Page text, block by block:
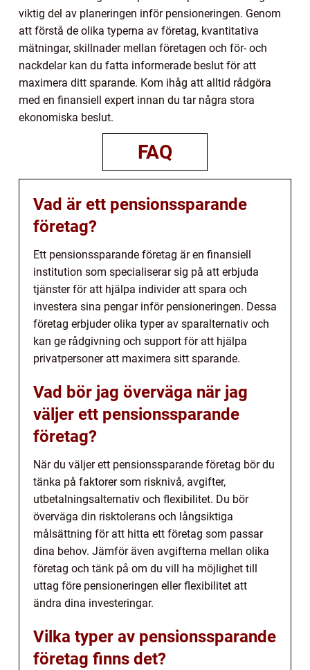
viktig del av planeringen inför pensioneringen. Genom
att förstå de olika typerna av företag, kvantitativa
mätningar, skillnader mellan företagen och för- och
nackdelar kan du fatta informerade beslut för att
maximera ditt sparande. Kom ihåg att alltid rådgöra
med en finansiell expert innan du tar några stora
ekonomiska beslut.
FAQ
Vad är ett pensionssparande
företag?
Ett pensionssparande företag är en finansiell
institution som specialiserar sig på att erbjuda
tjänster för att hjälpa individer att spara och
investera sina pengar inför pensioneringen. Dessa
företag erbjuder olika typer av sparalternativ och
kan ge rådgivning och support för att hjälpa
privatpersoner att maximera sitt sparande.
Vad bör jag överväga när jag
väljer ett pensionssparande
företag?
När du väljer ett pensionssparande företag bör du
tänka på faktorer som risknivå, avgifter,
utbetalningsalternativ och flexibilitet. Du bör
överväga din risktolerans och långsiktiga
målsättning för att hitta ett företag som passar
dina behov. Jämför även avgifterna mellan olika
företag och tänk på om du vill ha möjlighet till
uttag före pensioneringen eller flexibilitet att
ändra dina investeringar.
Vilka typer av pensionssparande
företag finns det?